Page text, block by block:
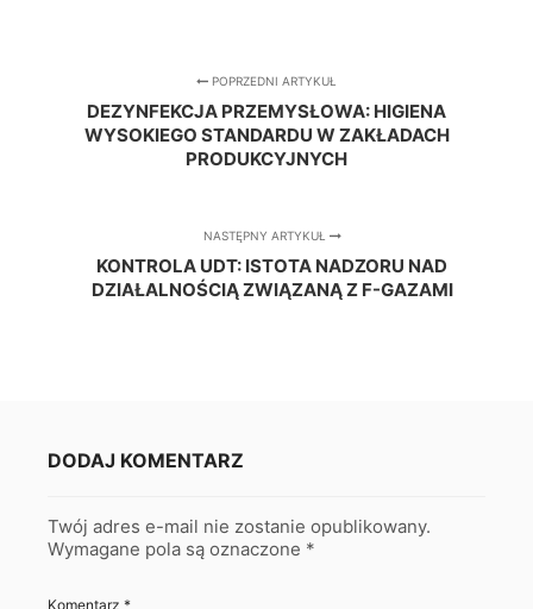
POPRZEDNI ARTYKUŁ
DEZYNFEKCJA PRZEMYSŁOWA: HIGIENA
WYSOKIEGO STANDARDU W ZAKŁADACH
PRODUKCYJNYCH
NASTĘPNY ARTYKUŁ
KONTROLA UDT: ISTOTA NADZORU NAD
DZIAŁALNOŚCIĄ ZWIĄZANĄ Z F-GAZAMI
DODAJ KOMENTARZ
Twój adres e-mail nie zostanie opublikowany.
Wymagane pola są oznaczone *
Komentarz *